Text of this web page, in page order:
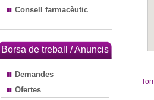
Consell farmacèutic
Borsa de treball / Anuncis
Demandes
Ofertes